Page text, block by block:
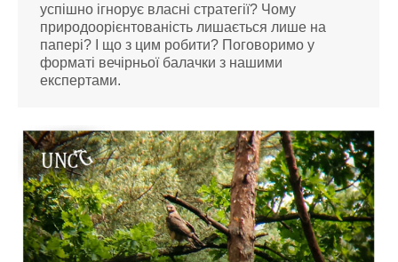
успішно ігнорує власні стратегії? Чому
природоорієнтованість лишається лише на
папері? І що з цим робити? Поговоримо у
форматі вечірньої балачки з нашими
експертами.